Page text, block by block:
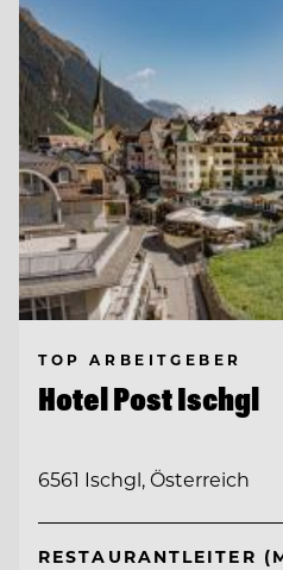
TOP ARBEITGEBER
Hotel Post Ischgl
6561 Ischgl, Österreich
RESTAURANTLEITER